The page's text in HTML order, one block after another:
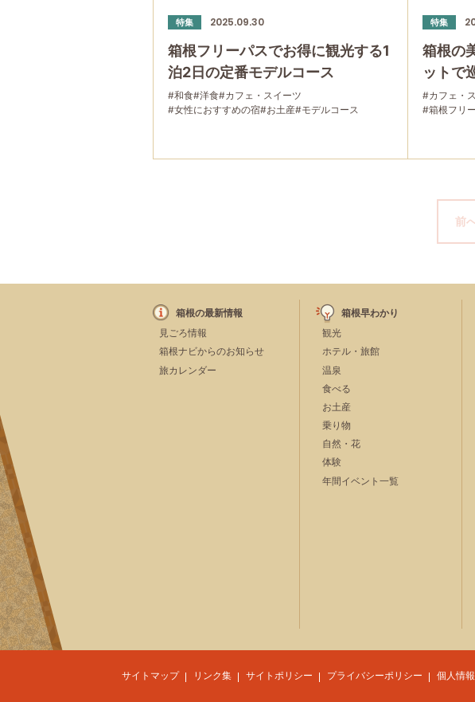
特集 2025.09.30
箱根フリーパスでお得に観光する1
泊2日の定番モデルコース
#和食#洋食#カフェ・スイーツ
#女性におすすめの宿#お土産#モデルコース
特集
箱根の
ットで
#カフェ・
#箱根フリ
前
箱根の最新情報
見ごろ情報
箱根ナビからのお知らせ
旅カレンダー
箱根早わかり
観光
ホテル・旅館
温泉
食べる
お土産
乗り物
自然・花
体験
年間イベント一覧
サイトマップ リンク集 サイトポリシー プライバシーポリシー 個人情